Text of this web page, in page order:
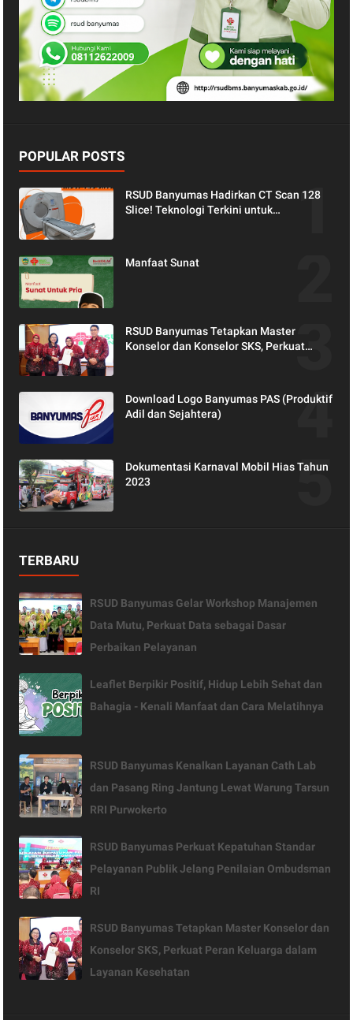
POPULAR POSTS
RSUD Banyumas Hadirkan CT Scan 128
Slice! Teknologi Terkini untuk
Manfaat Sunat
RSUD Banyumas Tetapkan Master
Konselor dan Konselor SKS, Perkuat
Download Logo Banyumas PAS (Produktif
Adil dan Sejahtera)
Dokumentasi Karnaval Mobil Hias Tahun
2023
TERBARU
RSUD Banyumas Gelar Workshop Manajemen
Data Mutu, Perkuat Data sebagai Dasar
Perbaikan Pelayanan
Leaflet Berpikir Positif, Hidup Lebih Sehat dan
Bahagia - Kenali Manfaat dan Cara Melatihnya
RSUD Banyumas Kenalkan Layanan Cath Lab
dan Pasang Ring Jantung Lewat Warung Tarsun
RRI Purwokerto
RSUD Banyumas Perkuat Kepatuhan Standar
Pelayanan Publik Jelang Penilaian Ombudsman
RI
RSUD Banyumas Tetapkan Master Konselor dan
Konselor SKS, Perkuat Peran Keluarga dalam
Layanan Kesehatan